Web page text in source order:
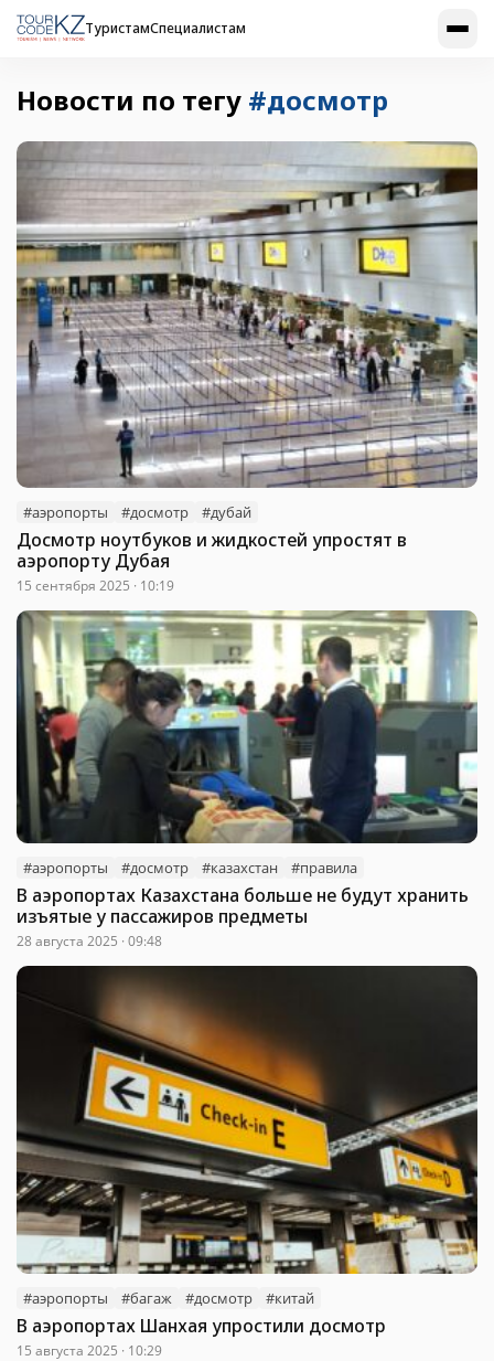
ТуристамСпециалистам
Новости по тегу #досмотр
#аэропорты #досмотр #дубай
Досмотр ноутбуков и жидкостей упростят в
аэропорту Дубая
15 сентября 2025 · 10:19
#аэропорты #досмотр #казахстан #правила
В аэропортах Казахстана больше не будут хранить
изъятые у пассажиров предметы
28 августа 2025 · 09:48
#аэропорты #багаж #досмотр #китай
В аэропортах Шанхая упростили досмотр
15 августа 2025 · 10:29